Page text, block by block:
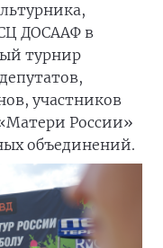
ДОСААФ в
турнир
участников
России»
объединений.